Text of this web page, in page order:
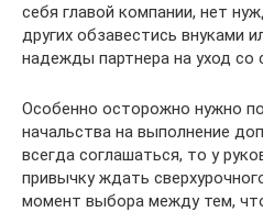
себя главой компании, нет
других обзавестись внуками
надежды партнера на уход
Особенно осторожно нужно
начальства на выполнение
всегда соглашаться, то у
привычку ждать
момент выбора между тем,